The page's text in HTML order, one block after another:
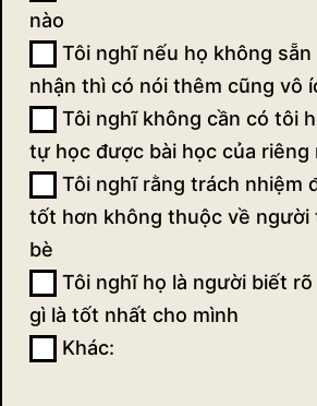
nào
Tôi nghĩ nếu họ không
nhận thì có nói thêm cũng vô
Tôi nghĩ không cần có tôi
tự học được bài học của riêng
Tôi nghĩ rằng trách nhiệm
tốt hơn không thuộc về người
bè
Tôi nghĩ họ là người biết
gì là tốt nhất cho mình
Khác: